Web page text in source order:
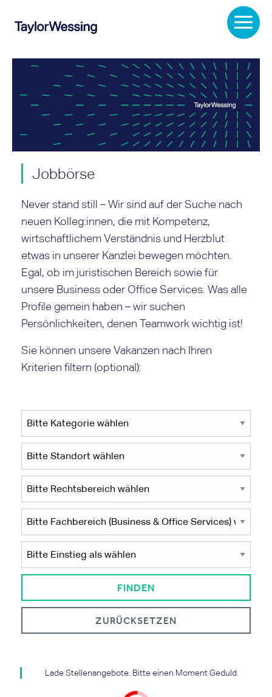
Jobbörse
Never stand still – Wir sind auf der Suche nach
neuen Kolleg:innen, die mit Kompetenz,
wirtschaftlichem Verständnis und Herzblut
etwas in unserer Kanzlei bewegen möchten.
Egal, ob im juristischen Bereich sowie für
unsere Business oder Office Services. Was alle
Profile gemein haben – wir suchen
Persönlichkeiten, denen Teamwork wichtig ist!
Sie können unsere Vakanzen nach Ihren
Kriterien filtern (optional):
ZURÜCKSETZEN
Lade Stellenangebote. Bitte einen Moment Geduld.